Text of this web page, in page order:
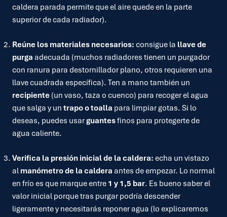
caldera parada permite que el aire quede en la parte
superior de cada radiador).
Reúne los materiales necesarios: consigue la llave de
purga adecuada (muchos radiadores tienen un purgador
con ranura para destornillador plano, otros requieren una
llave cuadrada específica). Ten a mano también un
recipiente (un vaso, taza o cuenco) para recoger el agua
que salga y un trapo o toalla para limpiar gotas. Si lo
deseas, puedes usarguantesfinos para protegerte de
agua caliente.
Verifica la presión inicial de la caldera: echa un vistazo
al manómetro de la caldera antes de empezar. Lo normal
en frío es que marque entre 1 y 1,5 bar. Es bueno saber el
valor inicial porque tras purgar podría descender
ligeramente y necesitarás reponer agua (lo explicaremos